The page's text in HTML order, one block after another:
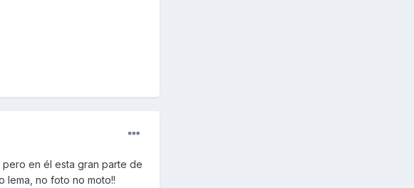
en él esta gran parte de
lema, no foto no moto!!